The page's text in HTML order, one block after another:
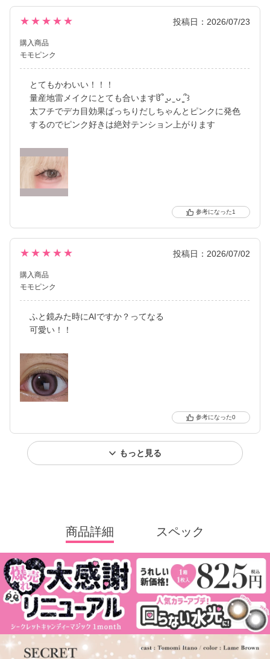
「キャンマジ5番」、定番ギャルカラコンの他に水光デザインや太
フチ・細フチデザインといった、トレンド感のあるカラコンを生
★★★★★ 投稿日：2026/07/23
購入商品
モモピンク
とてもかわいい！！！
量産地雷メイクにとても合いますჱ̒՞ ̳ᴗ ̫ ᴗ ̳՞꒱
太フチでデカ目効果ばっちりだしちゃんとピンクに発色
するのでピンク好きは絶対テンション上がります
1
★★★★★ 投稿日：2026/07/02
購入商品
モモピンク
ふと鏡みた時にAIですか？ってなる
可愛い！！
0
もっと見る
商品詳細 スペック